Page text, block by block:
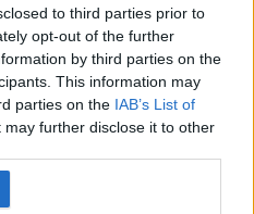
to third parties prior to
opt-out of the further
by third parties on the
This information may
parties on the IAB’s List of
may further disclose it to other
reguli pe care mulți
greșit și ajung să
pe care mulți